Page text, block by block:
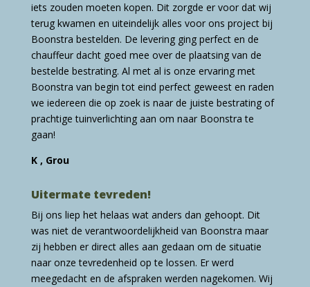
iets zouden moeten kopen. Dit zorgde er voor dat wij
terug kwamen en uiteindelijk alles voor ons project bij
Boonstra bestelden. De levering ging perfect en de
chauffeur dacht goed mee over de plaatsing van de
bestelde bestrating. Al met al is onze ervaring met
Boonstra van begin tot eind perfect geweest en raden
we iedereen die op zoek is naar de juiste bestrating of
prachtige tuinverlichting aan om naar Boonstra te
gaan!
K , Grou
Uitermate tevreden!
Bij ons liep het helaas wat anders dan gehoopt. Dit
was niet de verantwoordelijkheid van Boonstra maar
zij hebben er direct alles aan gedaan om de situatie
naar onze tevredenheid op te lossen. Er werd
meegedacht en de afspraken werden nagekomen. Wij